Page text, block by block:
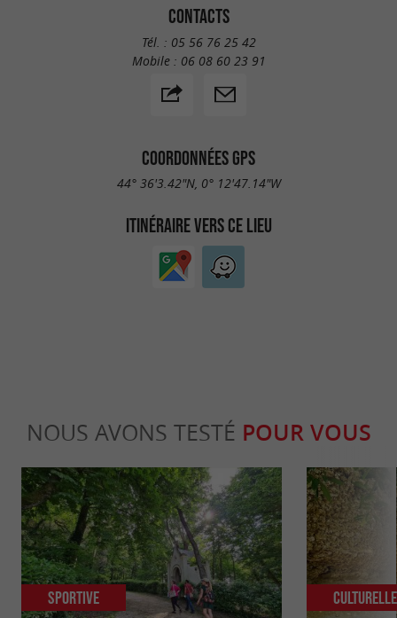
CONTACTS
Tél. : 05 56 76 25 42
Mobile : 06 08 60 23 91
COORDONNÉES GPS
44° 36'3.42"N, 0° 12'47.14"W
ITINÉRAIRE VERS CE LIEU
NOUS AVONS TESTÉ POUR VOUS
Sportive Culturelle